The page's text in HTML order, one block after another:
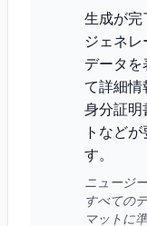
生成が完
ジェネ
データを
て詳細情
身分証明
トなど
す。
ニュージ
すべての
マットに